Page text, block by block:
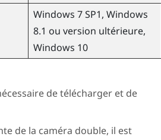
Windows 7 SP1, Windows
8.1 ou version ultérieure,
Windows 10
de télécharger et de
de la caméra double, il est